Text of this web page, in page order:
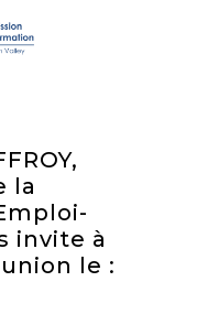
la
invite à
le :